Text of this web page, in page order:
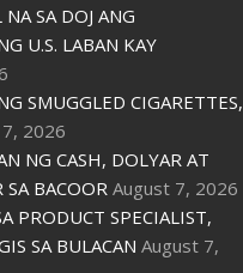
SA DOJ ANG
U.S. LABAN KAY
SMUGGLED CIGARETTES,
2026
NG CASH, DOLYAR AT
BACOOR August 7, 2026
PRODUCT SPECIALIST,
SA BULACAN August 7,